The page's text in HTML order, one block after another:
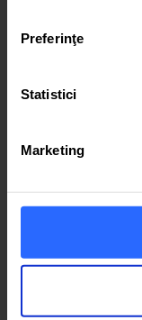
Preferinţe
Statistici
Marketing